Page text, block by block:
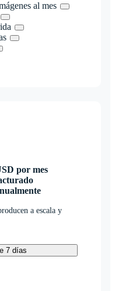
al mes
por mes
a escala y
7 días